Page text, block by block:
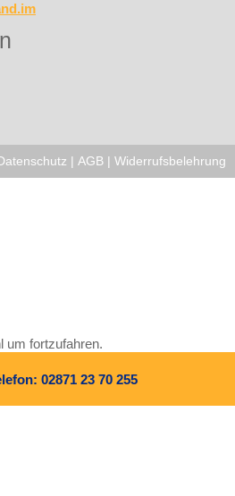
| AGB | Widerrufsbelehrung
02871 23 70 255
um fortzufahren.
zulassen